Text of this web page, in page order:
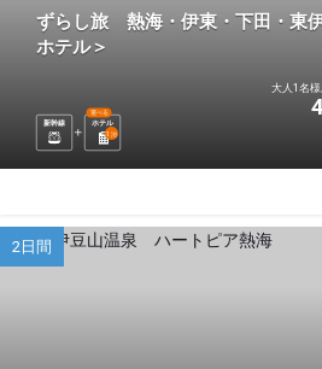
ずらし旅 熱海・伊東・下田・東
ホテル＞
新幹線 ホテル
選べる
1 泊
大人1名様
2日間